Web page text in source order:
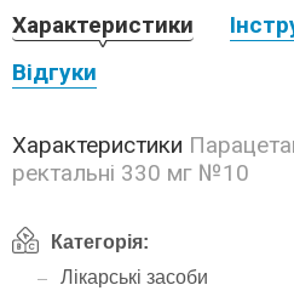
Характеристики
Відгуки
Характеристики
ректальні 330 мг №10
Категорія:
Лікарські засоби